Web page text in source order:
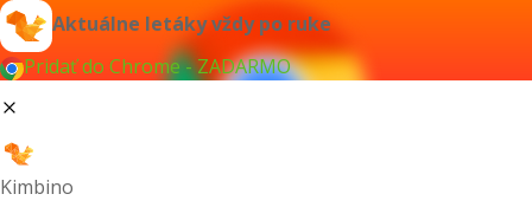
Aktuálne letáky vždy po ruke
Pridať do Chrome - ZADARMO
Kimbino